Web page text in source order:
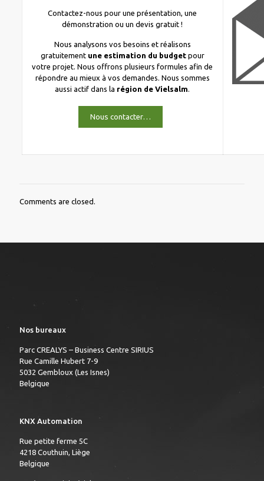
Contactez-nous pour une présentation, une
démonstration ou un devis gratuit !
Nous analysons vos besoins et réalisons
gratuitement une estimation du budgetpour
votre projet. Nous offrons plusieurs formules afin de
répondre au mieux à vos demandes. Nous sommes
aussi actif dans la région de Vielsalm.
Nous contacter…
Comments are closed.
Nos bureaux
Parc CREALYS – Business Centre SIRIUS
Rue Camille Hubert 7-9
5032 Gembloux (Les Isnes)
Belgique
KNX Automation
Rue petite ferme 5C
4218 Couthuin, Liège
Belgique